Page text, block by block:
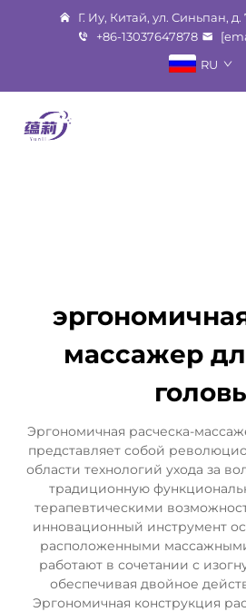
Г. Иу, Китай, ул. Синьпан,
+86-13037647878
RU
массажер
Эргономичная расческа-
представляет собой
области технологий ухода за
традиционную
терапевтическими
инновационный инструмент
расположенными
работают в сочетании с
обеспечивая двойное
Эргономичная конструкция